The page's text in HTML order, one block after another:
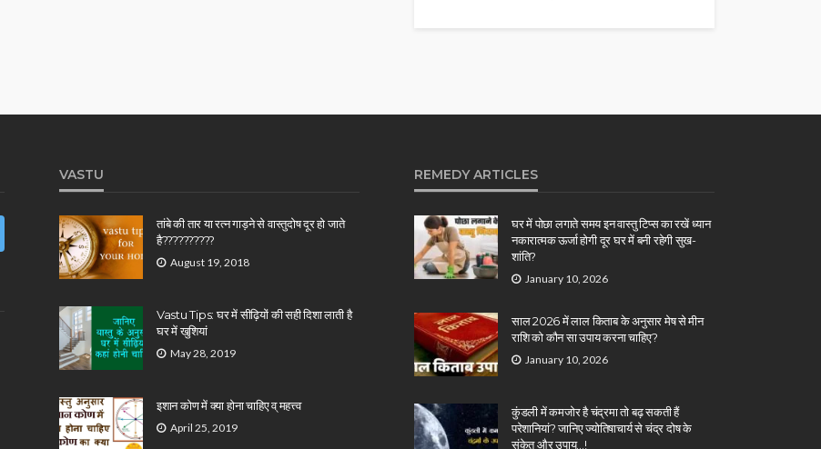
VASTU
तांबे की तार या रत्न गाड़ने से वास्तुदोष दूर हो जाते
है??????????
August 19, 2018
Vastu Tips: घर में सीढ़ियों की सही दिशा लाती है
घर में खुशियां
May 28, 2019
इशान कोण में क्या होना चाहिए व् महत्त्व
April 25, 2019
REMEDY ARTICLES
घर में पोछा लगाते समय इन वास्तु टिप्स का रखें ध्यान
नकारात्मक ऊर्जा होगी दूर घर में बनी रहेगी सुख-
शांति?
January 10, 2026
साल 2026 में लाल किताब के अनुसार मेष से मीन
राशि को कौन सा उपाय करना चाहिए?
January 10, 2026
कुंडली में कमजोर है चंद्रमा तो बढ़ सकती हैं
परेशानियां? जानिए ज्योतिषाचार्य से चंद्र दोष के
संकेत और उपाय…!